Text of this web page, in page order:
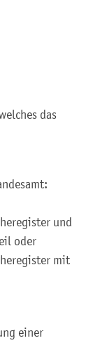
das
und
oder
mit
einer